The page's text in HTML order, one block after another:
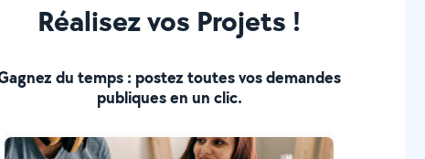
Réalisez vos Projets !
du temps : postez toutes vos demandes
publiques en un clic.